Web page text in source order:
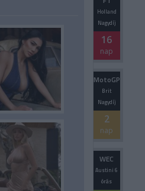
Holland
Nagydíj
16
nap
MotoGP
Brit
Nagydíj
2
nap
WEC
Austini 6
órás